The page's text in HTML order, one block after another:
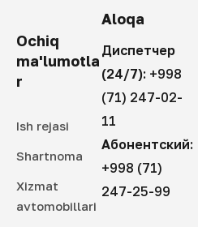
Ochiq
ma'lumotla
r
Ish rejasi
Shartnoma
Xizmat
avtomobillari
Aloqa
Диспетчер
(24/7): +998
(71) 247-02-
11
Абонентский:
+998 (71)
247-25-99